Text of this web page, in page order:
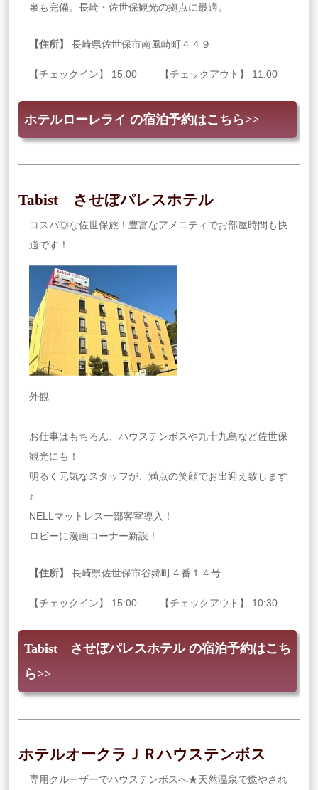
泉も完備。長崎・佐世保観光の拠点に最適。
【住所】 長崎県佐世保市南風崎町４４９
【チェックイン】 15:00 【チェックアウト】 11:00
ホテルローレライ の宿泊予約はこちら>>
Tabist させぼパレスホテル
コスパ◎な佐世保旅！豊富なアメニティでお部屋時間も快
適です！
外観
お仕事はもちろん、ハウステンボスや九十九島など佐世保
観光にも！
明るく元気なスタッフが、満点の笑顔でお出迎え致します
♪
NELLマットレス一部客室導入！
ロビーに漫画コーナー新設！
【住所】 長崎県佐世保市谷郷町４番１４号
【チェックイン】 15:00 【チェックアウト】 10:30
Tabist させぼパレスホテル の宿泊予約はこち
ら>>
ホテルオークラＪＲハウステンボス
専用クルーザーでハウステンボスへ★天然温泉で癒やされ